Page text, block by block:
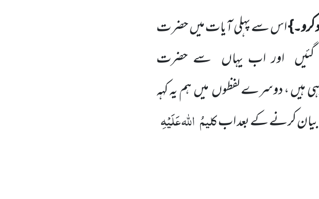
کرو۔}اس سے پہلی آیات میں حضر ت
گئیں اور اب یہاں سے حضرت
ہیں ، دوسرے لفظوں میں ہم یہ کہہ
کرنے کے بعد ابکلیمُ اللہ عَلَیْہِ